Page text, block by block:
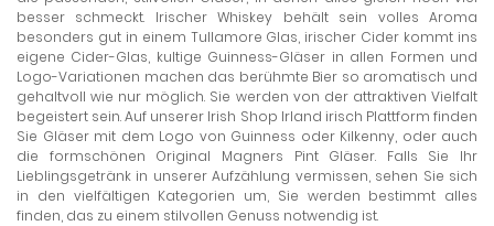
besser schmeckt. Irischer Whiskey behält sein volles Aroma
besonders gut in einem Tullamore Glas, irischer Cider kommt ins
eigene Cider-Glas, kultige Guinness-Gläser in allen Formen und
Logo-Variationen machen das berühmte Bier so aromatisch und
gehaltvoll wie nur möglich. Sie werden von der attraktiven Vielfalt
begeistert sein. Auf unserer Irish Shop Irland irisch Plattform finden
Sie Gläser mit dem Logo von Guinness oder Kilkenny, oder auch
die formschönen Original Magners Pint Gläser. Falls Sie Ihr
Lieblingsgetränk in unserer Aufzählung vermissen, sehen Sie sich
in den vielfältigen Kategorien um, Sie werden bestimmt alles
finden, das zu einem stilvollen Genuss notwendig ist.